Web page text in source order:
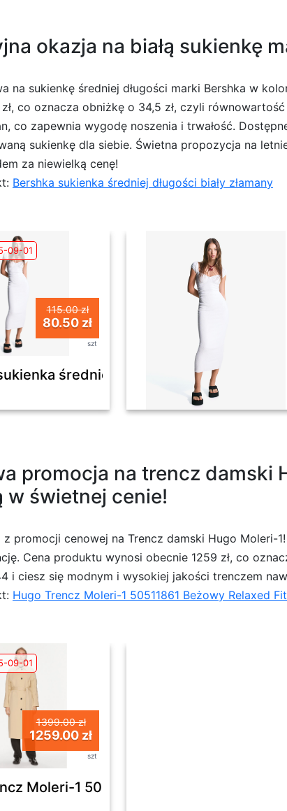
okazja na białą sukienkę
na sukienkę średniej długości marki Bershka w
co oznacza obniżkę o 34,5 zł, czyli
co zapewnia wygodę noszenia i trwałość.
sukienkę dla siebie. Świetna propozycja na
za niewielką cenę!
Bershka sukienka średniej długości biały złamany
09-01
115.00 zł
80.50 zł
szt
średniej długości biały złamany
promocja na trencz damski
w świetnej cenie!
promocji cenowej na Trencz damski Hugo
Cena produktu wynosi obecnie 1259 zł, co
i ciesz się modnym i wysokiej jakości trenczem
Hugo Trencz Moleri-1 50511861 Beżowy Relaxed Fit
09-01
1399.00 zł
1259.00 zł
szt
Moleri-1 50511861 Beżowy Relaxed Fit